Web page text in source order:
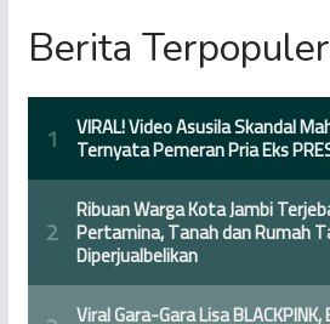
Berita Terpopuler